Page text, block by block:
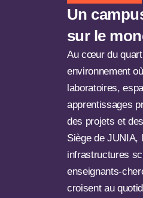
Un
sur le
Au cœur du
environnement
laboratoires,
apprentissages
des projets et
Siège de JUNIA,
infrastructures
enseignants-
croisent au